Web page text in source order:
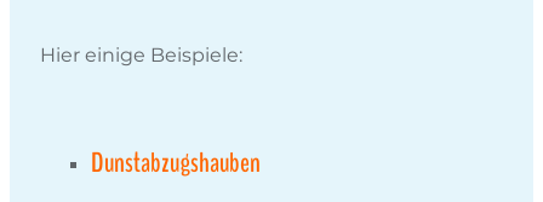
Hier einige Beispiele:
Dunstabzugshauben